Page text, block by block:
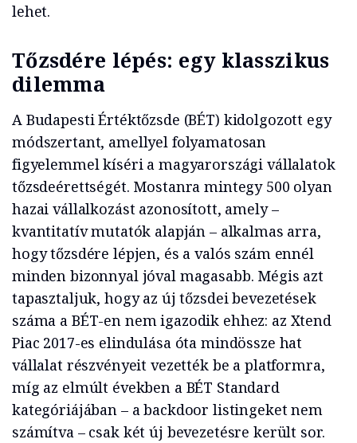
lehet.
Tőzsdére lépés: egy klasszikus
dilemma
A Budapesti Értéktőzsde (BÉT) kidolgozott egy
módszertant, amellyel folyamatosan
figyelemmel kíséri a magyarországi vállalatok
tőzsdeérettségét. Mostanra mintegy 500 olyan
hazai vállalkozást azonosított, amely –
kvantitatív mutatók alapján – alkalmas arra,
hogy tőzsdére lépjen, és a valós szám ennél
minden bizonnyal jóval magasabb. Mégis azt
tapasztaljuk, hogy az új tőzsdei bevezetések
száma a BÉT-en nem igazodik ehhez: az Xtend
Piac 2017-es elindulása óta mindössze hat
vállalat részvényeit vezették be a platformra,
míg az elmúlt években a BÉT Standard
kategóriájában – a backdoor listingeket nem
számítva – csak két új bevezetésre került sor.